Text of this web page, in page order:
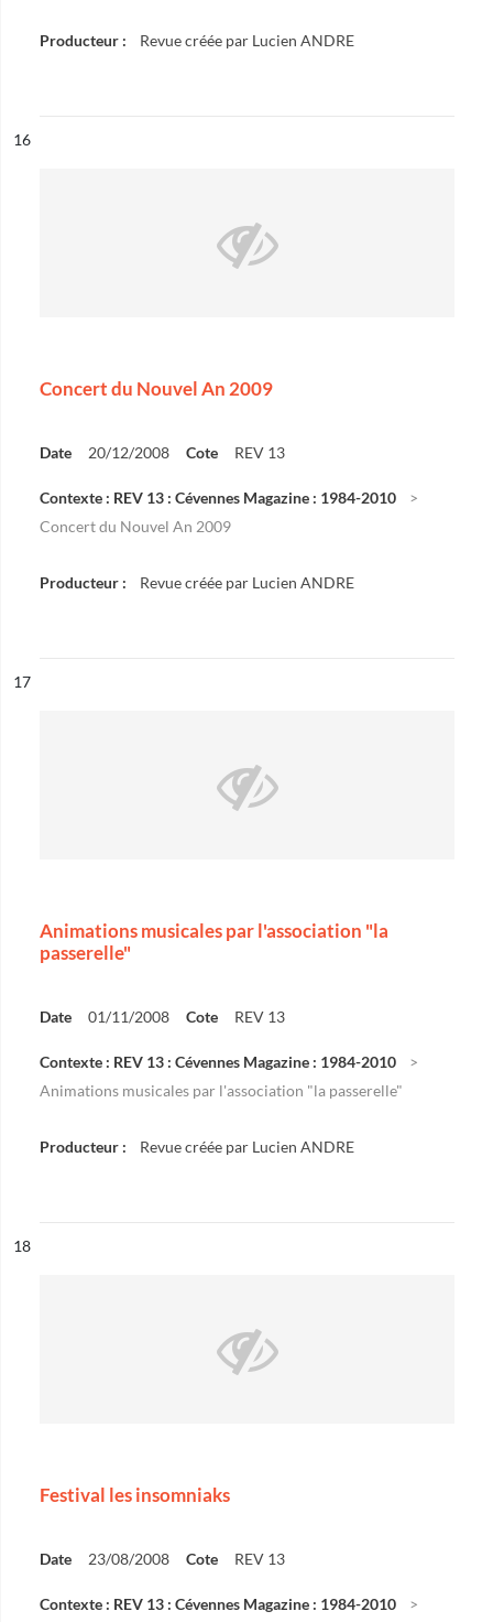
Producteur : Revue créée par Lucien ANDRE
n°
16
Concert du Nouvel An 2009
Date 20/12/2008 Cote REV 13
Contexte : REV 13 : Cévennes Magazine : 1984-2010
Concert du Nouvel An 2009
Producteur : Revue créée par Lucien ANDRE
n°
17
Animations musicales par l'association "la
passerelle"
Date 01/11/2008 Cote REV 13
Contexte : REV 13 : Cévennes Magazine : 1984-2010
Animations musicales par l'association "la passerelle"
Producteur : Revue créée par Lucien ANDRE
n°
18
Festival les insomniaks
Date 23/08/2008 Cote REV 13
Contexte : REV 13 : Cévennes Magazine : 1984-2010